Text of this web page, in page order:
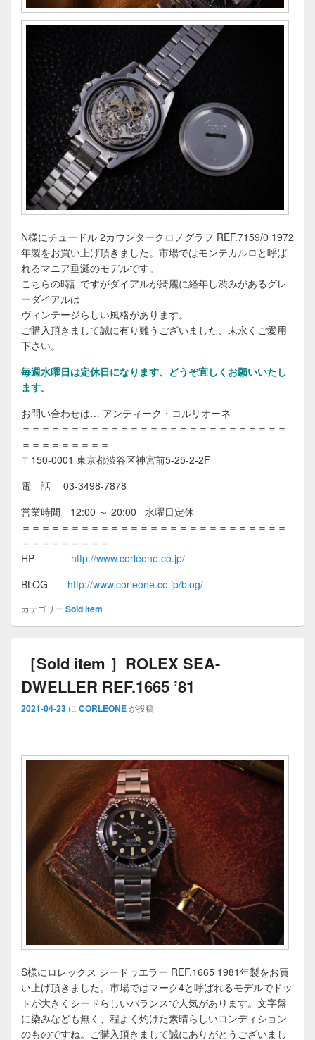
N様にチュードル 2カウンタークロノグラフ REF.7159/0 1972
年製をお買い上げ頂きました。市場ではモンテカルロと呼ば
れるマニア垂涎のモデルです。
こちらの時計ですがダイアルが綺麗に経年し渋みがあるグレ
ーダイアルは
ヴィンテージらしい風格があります。
ご購入頂きまして誠に有り難うございました、末永くご愛用
下さい。
毎週水曜日は定休日になります、どうぞ宜しくお願いいたし
ます。
お問い合わせは… アンティーク・コルリオーネ
＝＝＝＝＝＝＝＝＝＝＝＝＝＝＝＝＝＝＝＝＝＝＝＝＝＝＝
＝＝＝＝＝＝＝＝＝
〒150-0001 東京都渋谷区神宮前5-25-2-2F
電 話 03-3498-7878
営業時間 12:00 ～ 20:00 水曜日定休
＝＝＝＝＝＝＝＝＝＝＝＝＝＝＝＝＝＝＝＝＝＝＝＝＝＝＝
＝＝＝＝＝＝＝＝＝
HP
http://www.corleone.co.jp/
BLOG http://www.corleone.co.jp/blog/
カテゴリー Sold item
［Sold item ］ROLEX SEA-
DWELLER REF.1665 ’81
2021-04-23 に CORLEONEが投稿
S様にロレックス シードゥエラー REF.1665 1981年製をお買
い上げ頂きました。市場ではマーク4と呼ばれるモデルでドッ
トが大きくシードらしいバランスで人気があります。文字盤
に染みなども無く、程よく灼けた素晴らしいコンディション
のものですね。ご購入頂きまして誠にありがとうございまし